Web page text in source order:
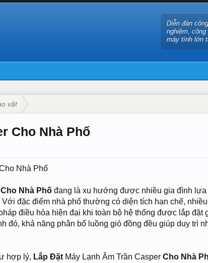
Diễn đàn
nghiệm,
máy tính lớn
vặt
Cho Nhà Phố
Nhà Phố
Cho Nhà Phố đang là xu hướng được nhiều gia đình lựa
đặc điểm nhà phố thường có diện tích hạn chế,
điều hòa hiện đại khi toàn bộ hệ thống được lắp đặt
đó, khả năng phân bổ luồng gió đồng đều giúp duy trì
hợp lý, Lắp Đặt Máy Lạnh Âm Trần Casper Cho Nhà